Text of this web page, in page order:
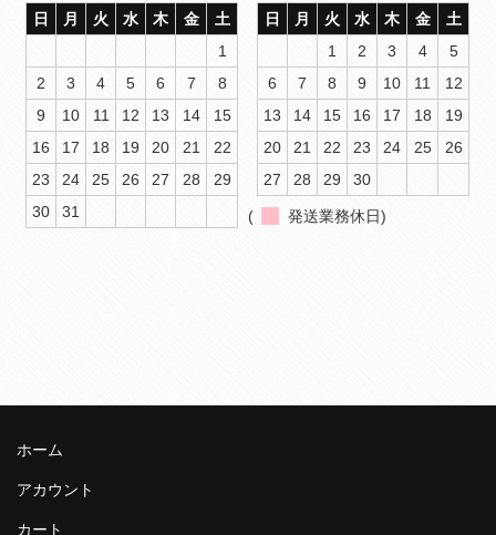
日
月 火 水 木 金
土
1
2
3 4 5 6 7
8
9
10 11 12 13 14
15
16
17 18 19 20 21
22
23
24 25 26 27 28
29
30
31
日
月 火 水 木 金
土
1
2 3 4
5
6
7 8 9 10 11
12
13
14 15 16 17 18
19
20
21 22 23 24 25
26
27
28 29 30
( 発送業務休日)
ホーム
アカウント
カート